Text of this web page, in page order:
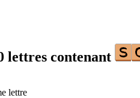
lettres contenant
lettre